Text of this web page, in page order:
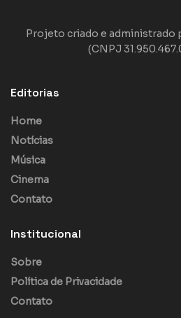
Projeto criado e administrado
(CNPJ
Editorias
Home
Notícias
Música
Cinema
Contato
Institucional
Sobre
Política de Privacidade
Contato